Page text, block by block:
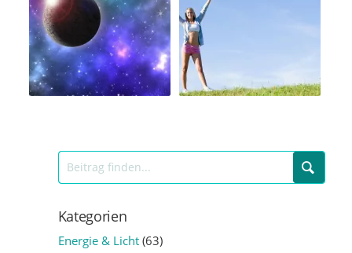
Kategorien
Energie & Licht(63)